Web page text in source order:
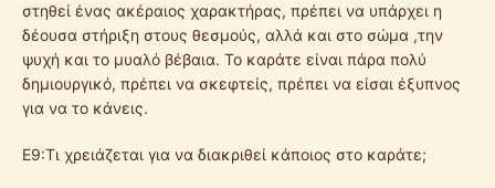
στηθεί ένας ακέραιος χαρακτήρας, πρέπει να υπάρχει η
δέουσα στήριξη στους θεσμούς, αλλά και στο σώμα ,την
ψυχή και το μυαλό βέβαια. Το καράτε είναι πάρα πολύ
δημιουργικό, πρέπει να σκεφτείς, πρέπει να είσαι έξυπνος
για να το κάνεις.
Ε9:Τι χρειάζεται για να διακριθεί κάποιος στο καράτε;